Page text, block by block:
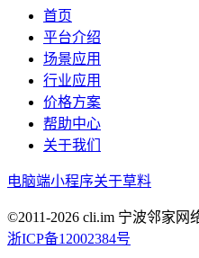
首页
平台介绍
场景应用
行业应用
价格方案
帮助中心
关于我们
电脑端小程序关于草料
©2011-2026 cli.im 宁波邻家网
浙ICP备12002384号